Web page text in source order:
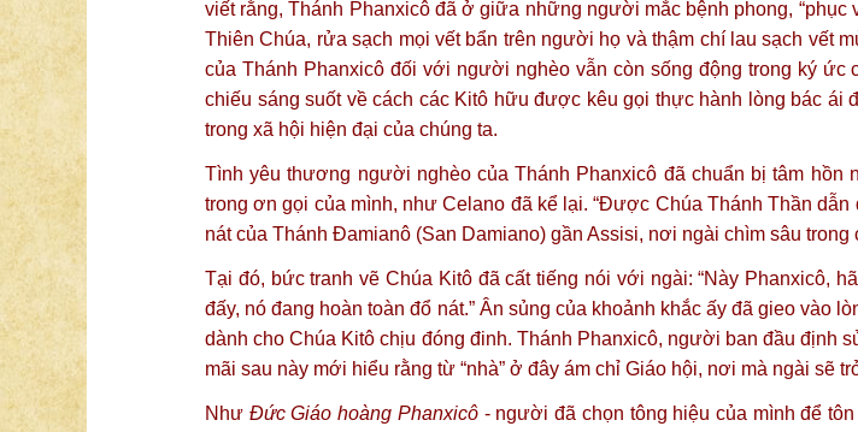
viết rằng, Thánh Phanxicô đã ở giữa những người mắc bệnh phong,
Thiên Chúa, rửa sạch mọi vết bẩn trên người họ và thậm chí lau sạch vết
của Thánh Phanxicô đối với người nghèo vẫn còn sống động trong ký ức
chiếu sáng suốt về cách các Kitô hữu được kêu gọi thực hành lòng bác ái
trong xã hội hiện đại của chúng ta.
Tình yêu thương người nghèo của Thánh Phanxicô đã chuẩn bị tâm hồn
trong ơn gọi của mình, như Celano đã kể lại. “Được Chúa Thánh Thần
nát của Thánh Đamianô (San Damiano) gần Assisi, nơi ngài chìm sâu
Tại đó, bức tranh vẽ Chúa Kitô đã cất tiếng nói với ngài: “Này Phanxicô,
đấy, nó đang hoàn toàn đổ nát.” Ân sủng của khoảnh khắc ấy đã gieo vào
dành cho Chúa Kitô chịu đóng đinh. Thánh Phanxicô, người ban đầu định
mãi sau này mới hiểu rằng từ “nhà” ở đây ám chỉ Giáo hội, nơi mà ngài sẽ
Như Đức Giáo hoàng Phanxicô- người đã chọn tông hiệu của mình để